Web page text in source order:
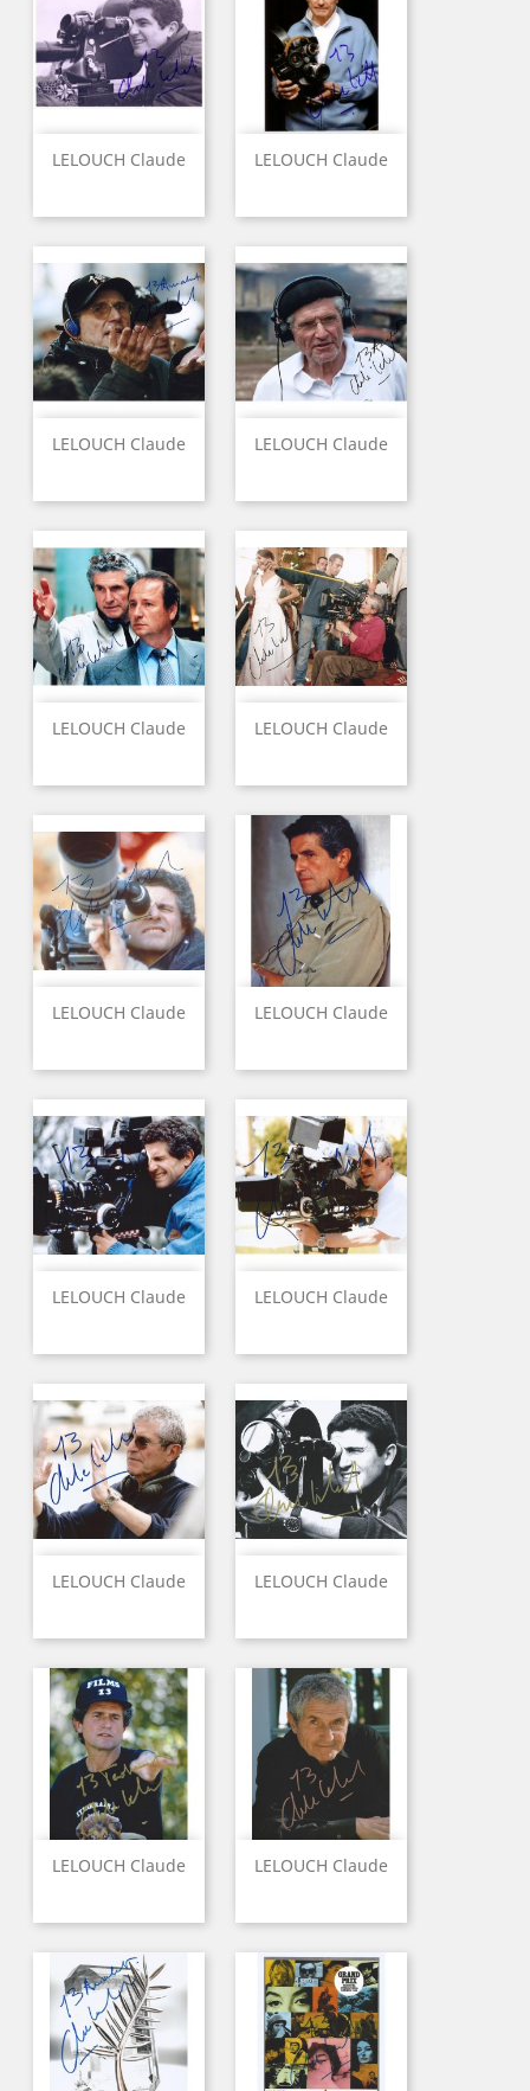
LELOUCH Claude LELOUCH Claude
LELOUCH Claude LELOUCH Claude
LELOUCH Claude LELOUCH Claude
LELOUCH Claude LELOUCH Claude
LELOUCH Claude LELOUCH Claude
LELOUCH Claude LELOUCH Claude
LELOUCH Claude LELOUCH Claude